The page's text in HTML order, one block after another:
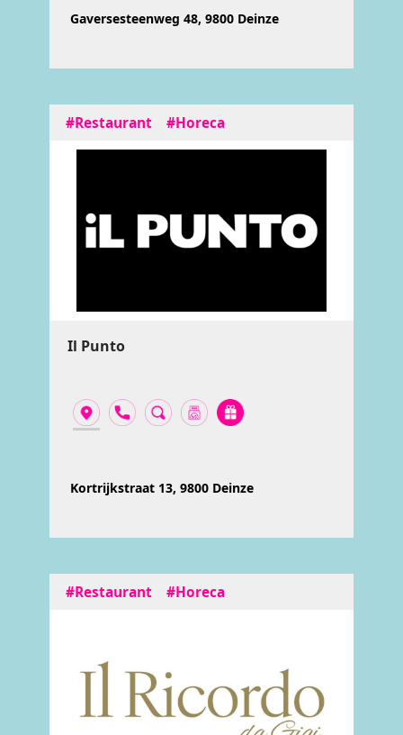
Gaversesteenweg 48, 9800 Deinze
#Restaurant #Horeca
Il Punto
Kortrijkstraat 13, 9800 Deinze
#Restaurant #Horeca